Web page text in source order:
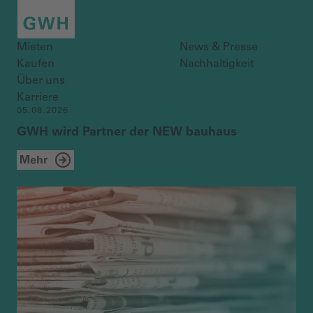
Mieten
Kaufen
News & Presse
Nachhaltigkeit
Über uns
Karriere
05.08.2026
GWH wird Partner der NEW bauhaus
Mehr